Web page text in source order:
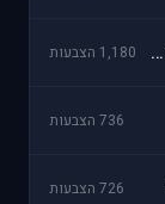
מטוס השנה, איזה מטוס קרב הוא היפה ביותר: 1,180 הצבעות
736 הצבעות
726 הצבעות